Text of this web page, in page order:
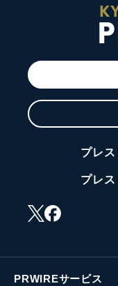
プレ
プレ
PRWIREサービス